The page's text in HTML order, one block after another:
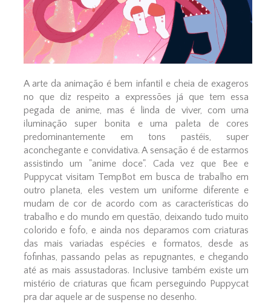
A arte da animação é bem infantil e cheia de exageros
no que diz respeito a expressões já que tem essa
pegada de anime, mas é linda de viver, com uma
iluminação super bonita e uma paleta de cores
predominantemente em tons pastéis, super
aconchegante e convidativa. A sensação é de estarmos
assistindo um "anime doce". Cada vez que Bee e
Puppycat visitam TempBot em busca de trabalho em
outro planeta, eles vestem um uniforme diferente e
mudam de cor de acordo com as características do
trabalho e do mundo em questão, deixando tudo muito
colorido e fofo, e ainda nos deparamos com criaturas
das mais variadas espécies e formatos, desde as
fofinhas, passando pelas as repugnantes, e chegando
até as mais assustadoras. Inclusive também existe um
mistério de criaturas que ficam perseguindo Puppycat
pra dar aquele ar de suspense no desenho.